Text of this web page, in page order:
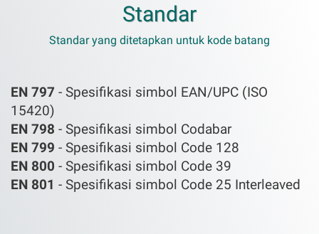
Standar
Standar yang ditetapkan untuk kode batang
EN 797 - Spesifikasi simbol EAN/UPC (ISO
15420)
EN 798 - Spesifikasi simbol Codabar
EN 799 - Spesifikasi simbol Code 128
EN 800 - Spesifikasi simbol Code 39
EN 801 - Spesifikasi simbol Code 25 Interleaved